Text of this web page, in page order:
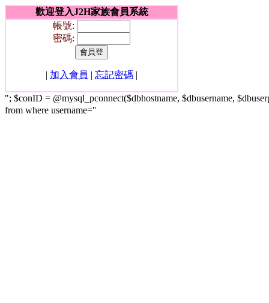
歡迎登入J2H家族會員系統
帳號:
密碼:
| 加入會員 | 忘記密碼 |
"; $conID = @mysql_pconnect($dbhostname, $dbusername,
from where username=''